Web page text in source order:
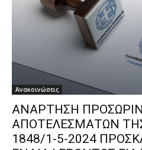
Ανακοινώσεις
ΑΝΑΡΤΗΣΗ
ΑΠΟΤΕΛΕΣΜΑΤΩΝ
1848/1-5-2024